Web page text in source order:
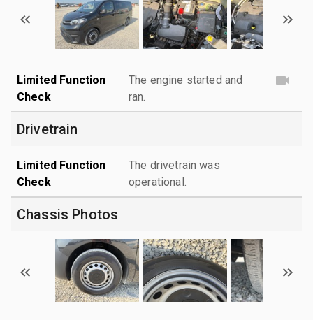
Limited Function
Check
The engine started and
ran.
Drivetrain
Limited Function
Check
The drivetrain was
operational.
Chassis Photos